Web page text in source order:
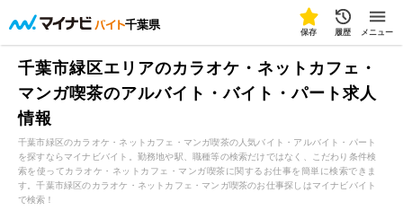
千葉県
保存 履歴 メニュー
千葉市緑区エリアのカラオケ・ネットカフェ・
マンガ喫茶のアルバイト・バイト・パート求人
情報
千葉市緑区のカラオケ・ネットカフェ・マンガ喫茶の人気バイト・アルバイト・パート
を探すならマイナビバイト。勤務地や駅、職種等の検索だけではなく、こだわり条件検
索を使ってカラオケ・ネットカフェ・マンガ喫茶に関するお仕事を簡単に検索できま
す。千葉市緑区のカラオケ・ネットカフェ・マンガ喫茶のお仕事探しはマイナビバイト
で検索！